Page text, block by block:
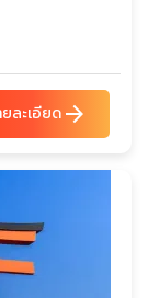
ละเอียดarrow_forward